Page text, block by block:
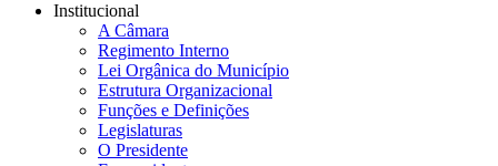
Institucional
A Câmara
Regimento Interno
Lei Orgânica do Município
Estrutura Organizacional
Funções e Definições
Legislaturas
O Presidente